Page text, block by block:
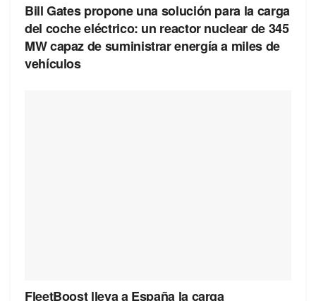
Bill Gates propone una solución para la carga
del coche eléctrico: un reactor nuclear de 345
MW capaz de suministrar energía a miles de
vehículos
FleetBoost lleva a España la carga